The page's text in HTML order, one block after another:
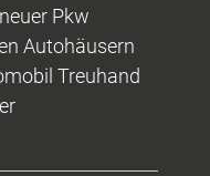
Pkw
Autohäusern
Treuhand